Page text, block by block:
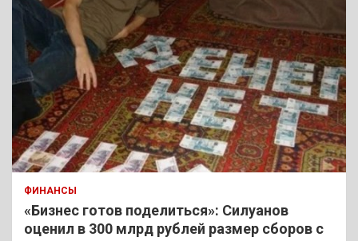
ФИНАНСЫ
«Бизнес готов поделиться»: Силуанов
оценил в 300 млрд рублей размер сборов с